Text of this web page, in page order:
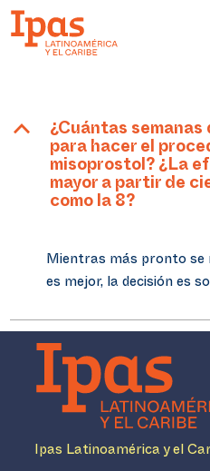
B ¿Cuántas semanas
para hacer el
misoprostol? ¿La
mayor a partir de
como la 8?
Mientras más pronto se
es mejor, la decisión es
Ipas Latinoamérica y el